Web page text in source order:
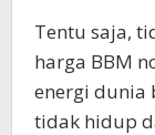
Tentu saja,
harga BBM
energi dunia
tidak hidup